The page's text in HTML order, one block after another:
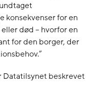
konsekvenser for en
død – hvorfor en
for den borger, der
Datatilsynet beskrevet